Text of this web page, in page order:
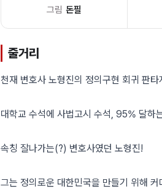
그림 돈필
줄거리
천재 변호사 노형진의 정의구현 회귀 판타
대학교 수석에 사법고시 수석, 95% 달하
속칭 잘나가는(?) 변호사였던 노형진!
그는 정의로운 대한민국을 만들기 위해 커